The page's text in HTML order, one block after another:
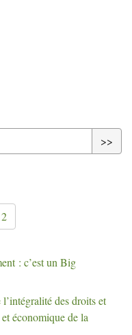
>>
: c’est un Big
des droits et
économique de la